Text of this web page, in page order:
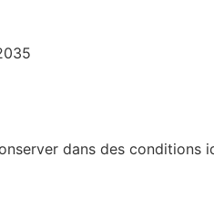
dans des conditions